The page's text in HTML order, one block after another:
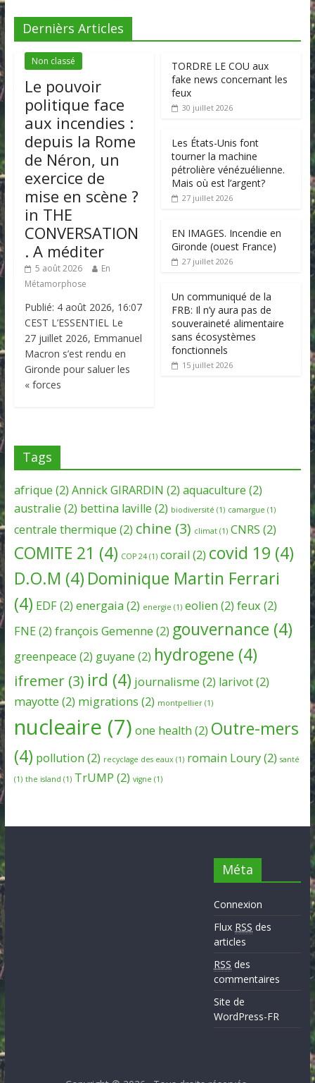
Dernièrs Articles
Non classé
Le pouvoir
politique face
aux incendies :
depuis la Rome
de Néron, un
exercice de
mise en scène ?
in THE
CONVERSATION
. A méditer
5 août 2026
En
Métamorphose
Publié: 4 août 2026, 16:07
CEST L’ESSENTIEL Le
27 juillet 2026, Emmanuel
Macron s’est rendu en
Gironde pour saluer les
« forces
TORDRE LE COU aux
fake news concernant les
feux
30 juillet 2026
Les États-Unis font
tourner la machine
pétrolière vénézuélienne.
Mais où est l’argent?
27 juillet 2026
EN IMAGES. Incendie en
Gironde (ouest France)
27 juillet 2026
Un communiqué de la
FRB: Il n’y aura pas de
souveraineté alimentaire
sans écosystèmes
fonctionnels
15 juillet 2026
Tags
afrique (2) Annick GIRARDIN (2) aquaculture (2)
australie (2) bettina laville (2) biodiversité (1) camargue (1)
centrale thermique (2) chine (3) climat(1) CNRS (2)
COMITE 21 (4) COP 24(1) corail (2) covid 19 (4)
D.O.M (4) Dominique Martin Ferrari
(4) EDF(2) energaia (2) energie (1) eolien (2) feux (2)
FNE(2) françois Gemenne (2) gouvernance (4)
greenpeace (2) guyane (2) hydrogene (4)
ifremer(3) ird (4) journalisme (2) larivot(2)
mayotte (2) migrations (2) montpellier(1)
nucleaire (7) one health (2) Outre-mers
(4) pollution (2) recyclage des eaux (1) romain Loury(2) santé
(1) the island (1) TrUMP (2) vigne (1)
Méta
Connexion
Flux RSS des
articles
RSS des
commentaires
Site de
WordPress-FR